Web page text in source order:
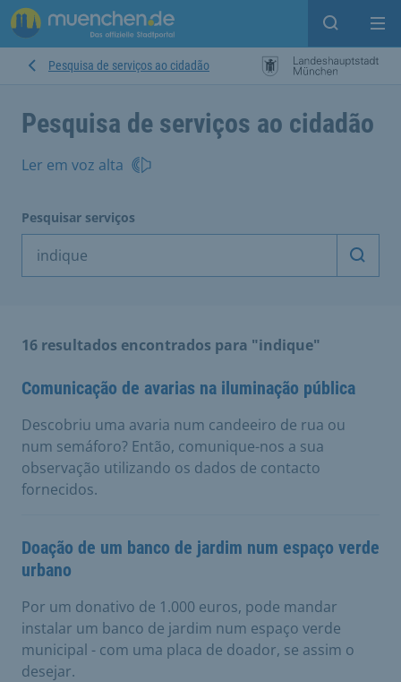
Open
Pesquisa de serviços ao cidadão
Pesquisa de serviços ao cidadão
Ler em voz alta
Pesquisar serviços
16 resultados encontrados para "indique"
Comunicação de avarias na iluminação pública
Descobriu uma avaria num candeeiro de rua ou
num semáforo? Então, comunique-nos a sua
observação utilizando os dados de contacto
fornecidos.
Doação de um banco de jardim num espaço verde
urbano
Por um donativo de 1.000 euros, pode mandar
instalar um banco de jardim num espaço verde
municipal - com uma placa de doador, se assim o
desejar.